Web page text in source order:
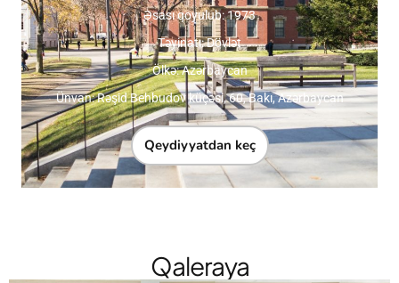
Əsası qoyulub: 1973
Təyinatı: Dövlət
Ölkə: Azərbaycan
Ünvan: Rəşid Behbudov küçəsi, 60, Bakı, Azərbaycan
Qeydiyyatdan keç
Qaleraya